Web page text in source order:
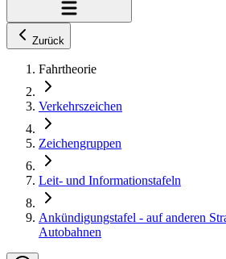
Zurück
Fahrtheorie
Verkehrszeichen
Zeichengruppen
Leit- und Informationstafeln
Ankündigungstafel - auf anderen
Autobahnen